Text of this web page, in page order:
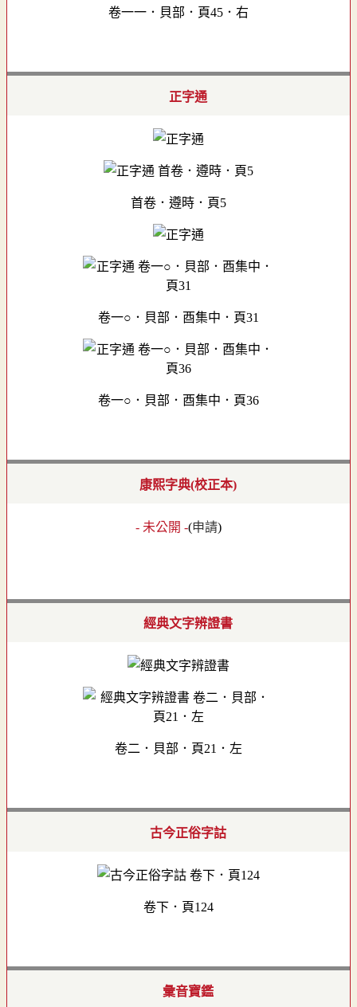
卷一一．貝部．頁45．右
正字通
首卷．遵時．頁5
卷一○．貝部．酉集中．頁31
卷一○．貝部．酉集中．頁36
康熙字典(校正本)
- 未公開 -(申請)
經典文字辨證書
卷二．貝部．頁21．左
古今正俗字詁
卷下．頁124
彙音寶鑑